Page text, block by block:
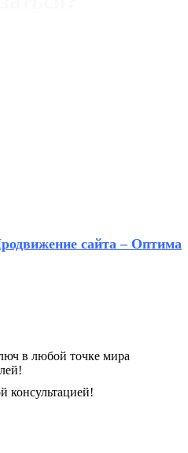
сайта – Оптима
в любой точке мира
консультацией!